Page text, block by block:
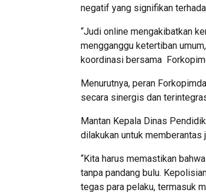
negatif yang signifikan
“Judi online mengakibatkan
mengganggu ketertiban
koordinasi bersama
Menurutnya, peran
secara sinergis dan
Mantan Kepala Dinas
dilakukan untuk memberantas
“Kita harus memastikan
tanpa pandang bulu.
tegas para pelaku, termasuk